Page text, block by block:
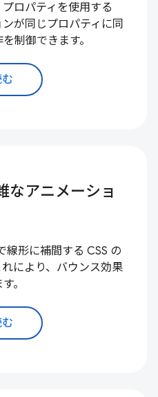
ロパティを使用する
が同じプロパティに同
制御できます。
なアニメーショ
線形に補間する CSS の
により、バウンス効果
。